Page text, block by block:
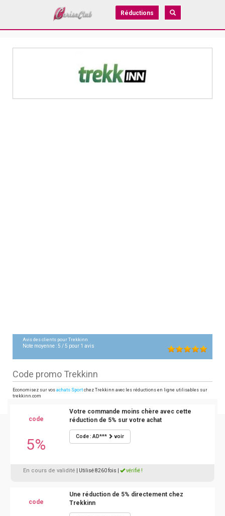
Réductions
Avis des clients pour Trekkinn
Note moyenne :5 /5 pour 1 avis
Code promo Trekkinn
Economisez sur vos achats Sport chez Trekkinn avec les réductions en ligne utilisables sur
trekkinn.com
code
5%
Votre commande moins chère avec cette
réduction de 5% sur votre achat
Code : AD*** voir
En cours de validité | Utilisé 8260 fois vérifié !
code
Une réduction de 5% directement chez
Trekkinn